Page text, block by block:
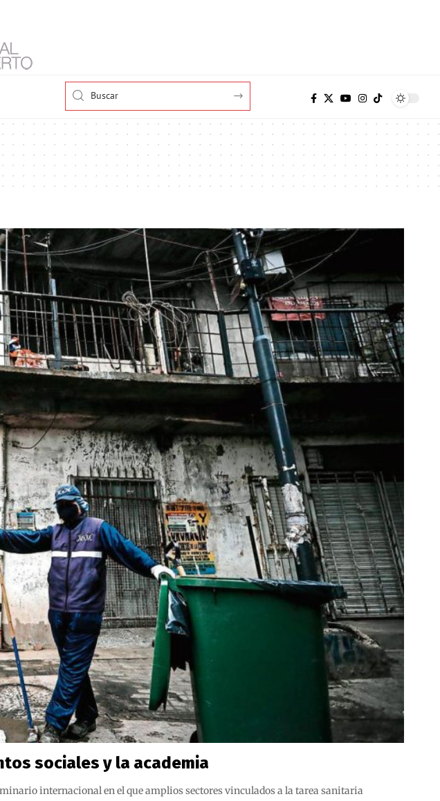
sociales y la academia
internacional en el que amplios sectores vinculados a la tarea sanitaria